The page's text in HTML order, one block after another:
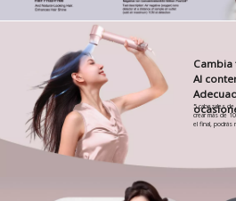
Al
5 cabezales de
crear más de
el final, podrás